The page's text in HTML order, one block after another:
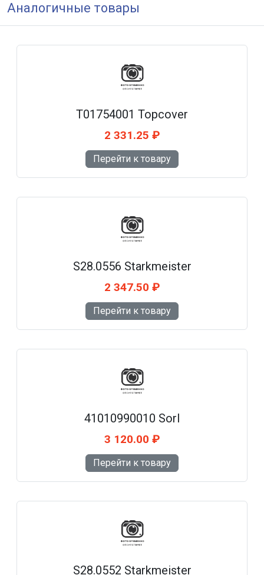
Аналогичные товары
T01754001 Topcover
2 331.25 ₽
Перейти к товару
S28.0556 Starkmeister
2 347.50 ₽
Перейти к товару
41010990010 Sorl
3 120.00 ₽
Перейти к товару
S28.0552 Starkmeister